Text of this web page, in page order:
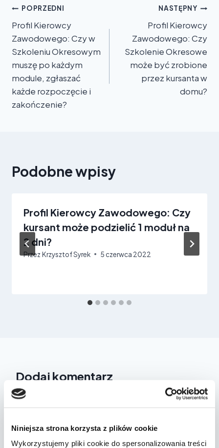
Niniejsza strona korzysta z plików cookie
Wykorzystujemy pliki cookie do spersonalizowania treści
Nawigacja
wpisu
POPRZEDNI
Profil Kierowcy
Zawodowego: Czy w
Szkoleniu Okresowym
muszę po każdym
module, zgłaszać
każde rozpoczęcie i
zakończenie?
NASTĘPNY
Profil Kierowcy
Zawodowego: Czy
Szkolenie Okresowe
może być zrobione
przez kursanta w
domu?
Podobne wpisy
Profil Kierowcy Zawodowego: Czy
kursant może podzielić 1 moduł na
2 dni?
Przez Krzysztof Syrek 5 czerwca 2022
Dodaj komentarz
Twój adres email nie zostanie opublikowany.
Wymagane pola
są oznaczone*